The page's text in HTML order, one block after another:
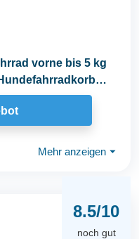
vorne bis 5 kg
Mehr anzeigen ⏷
8.5/10
noch gut